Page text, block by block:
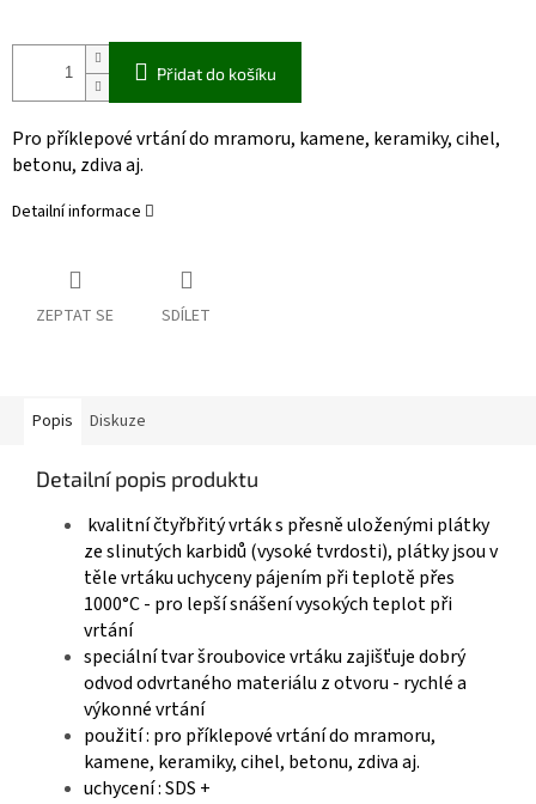
Přidat do košíku
Pro příklepové vrtání do mramoru, kamene, keramiky, cihel,
betonu, zdiva aj.
Detailní informace
ZEPTAT SE SDÍLET
Popis Diskuze
Detailní popis produktu
kvalitní čtyřbřitý vrták s přesně uloženými plátky
ze slinutých karbidů (vysoké tvrdosti), plátky jsou v
těle vrtáku uchyceny pájením při teplotě přes
1000°C - pro lepší snášení vysokých teplot při
vrtání
speciální tvar šroubovice vrtáku zajišťuje dobrý
odvod odvrtaného materiálu z otvoru - rychlé a
výkonné vrtání
použití : pro příklepové vrtání do mramoru,
kamene, keramiky, cihel, betonu, zdiva aj.
uchycení : SDS +